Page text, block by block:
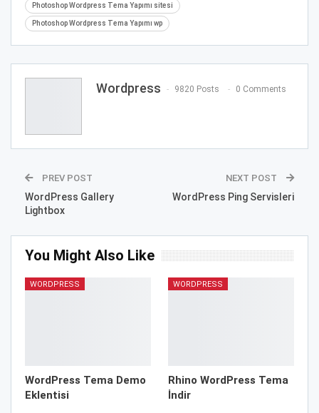
Photoshop Wordpress Tema Yapımı sitesi
Photoshop Wordpress Tema Yapımı wp
Wordpress 9820 Posts 0 Comments
PREV POST
WordPress Gallery
Lightbox
NEXT POST
WordPress Ping Servisleri
You Might Also Like
WORDPRESS
WordPress Tema Demo
Eklentisi
WORDPRESS
Rhino WordPress Tema
İndir